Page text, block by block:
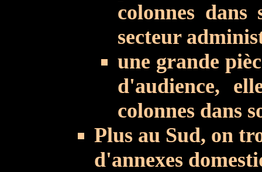
colonnes
secteur
une grande
d'audience,
colonnes dans
Plus au Sud, on
d'annexes